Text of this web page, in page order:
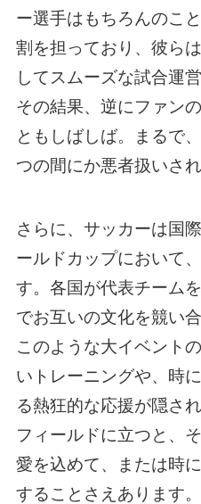
ー選手はもちろんのこ
割を担っており、彼ら
してスムーズな試合運
その結果、逆にファン
ともしばしば。まるで
つの間にか悪者扱いさ
さらに、サッカーは国
ールドカップにおいて
す。各国が代表チーム
でお互いの文化を競い
このような大イベント
いトレーニングや、時
る熱狂的な応援が隠さ
フィールドに立つと、
愛を込めて、または時
することさえあります